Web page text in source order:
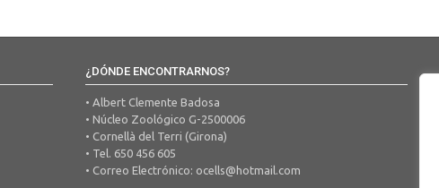
¿DÓNDE ENCONTRARNOS?
• Albert Clemente Badosa
• Núcleo Zoológico G-2500006
• Cornellà del Terri (Girona)
• Tel. 650 456 605
• Correo Electrónico: ocells@hotmail.com